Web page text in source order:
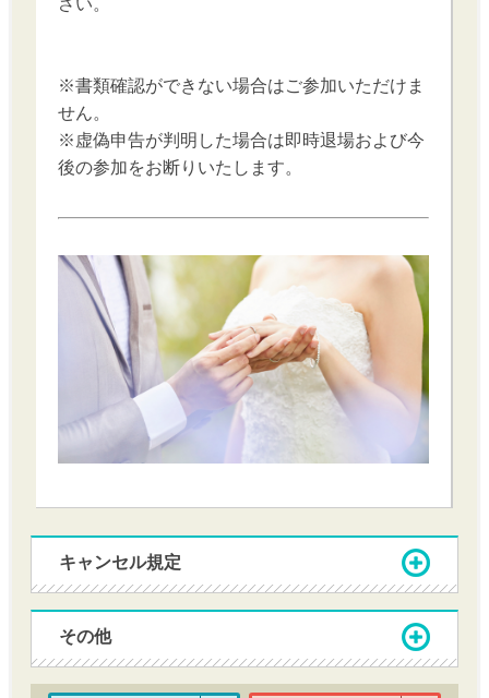
さい。
※書類確認ができない場合はご参加いただけま
せん。
※虚偽申告が判明した場合は即時退場および今
後の参加をお断りいたします。
キャンセル規定
その他